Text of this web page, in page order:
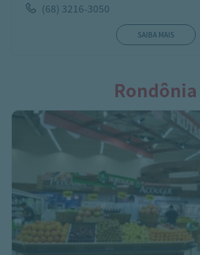
(68) 3216-3050
SAIBA MAIS
Rondônia